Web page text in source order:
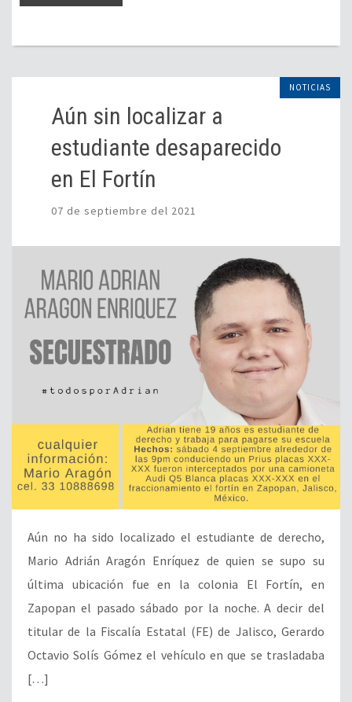
NOTICIAS
Aún sin localizar a
estudiante desaparecido
en El Fortín
07 de septiembre del 2021
Aún no ha sido localizado el estudiante de derecho,
Mario Adrián Aragón Enríquez de quien se supo su
última ubicación fue en la colonia El Fortín, en
Zapopan el pasado sábado por la noche. A decir del
titular de la Fiscalía Estatal (FE) de Jalisco, Gerardo
Octavio Solís Gómez el vehículo en que se trasladaba
[…]